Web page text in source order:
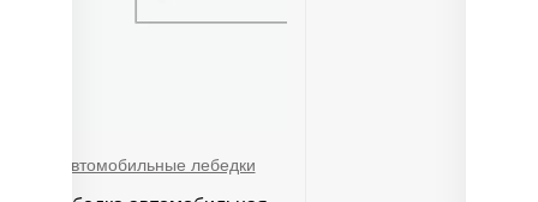
Автомобильные лебедки